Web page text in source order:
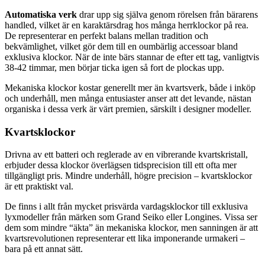
Automatiska verk drar upp sig själva genom rörelsen från bärarens
handled, vilket är en karaktärsdrag hos många herrklockor på rea.
De representerar en perfekt balans mellan tradition och
bekvämlighet, vilket gör dem till en oumbärlig accessoar bland
exklusiva klockor. När de inte bärs stannar de efter ett tag, vanligtvis
38-42 timmar, men börjar ticka igen så fort de plockas upp.
Mekaniska klockor kostar generellt mer än kvartsverk, både i inköp
och underhåll, men många entusiaster anser att det levande, nästan
organiska i dessa verk är värt premien, särskilt i designer modeller.
Kvartsklockor
Drivna av ett batteri och reglerade av en vibrerande kvartskristall,
erbjuder dessa klockor överlägsen tidsprecision till ett ofta mer
tillgängligt pris. Mindre underhåll, högre precision – kvartsklockor
är ett praktiskt val.
De finns i allt från mycket prisvärda vardagsklockor till exklusiva
lyxmodeller från märken som Grand Seiko eller Longines. Vissa ser
dem som mindre “äkta” än mekaniska klockor, men sanningen är att
kvartsrevolutionen representerar ett lika imponerande urmakeri –
bara på ett annat sätt.